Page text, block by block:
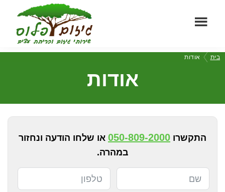
content
גיזום
שירותי
וכריתת
בית אודות
אודות
התקשרו 050-809-2000 או שלחו הודעה ונחזור
במהרה.